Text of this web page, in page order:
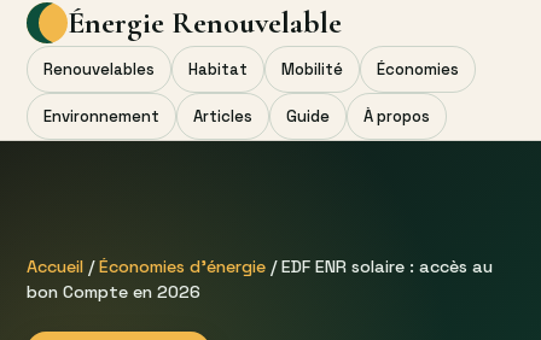
Énergie Renouvelable
Renouvelables Habitat Mobilité Économies
Environnement Articles Guide À propos
Accueil /Économies d’énergie / EDF ENR solaire : accès au
bon Compte en 2026